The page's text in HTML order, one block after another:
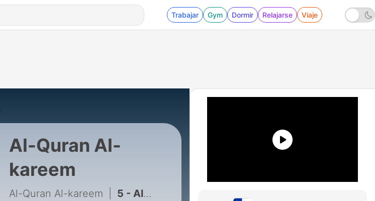
Trabajar Gym Dormir Relajarse Viaje
Al-Quran Al-
kareem
Al-Quran Al-kareem